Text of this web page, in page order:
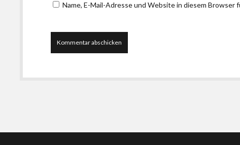
Name, E-Mail-Adresse und Website in diesem